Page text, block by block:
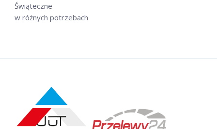
Świąteczne
w różnych potrzebach